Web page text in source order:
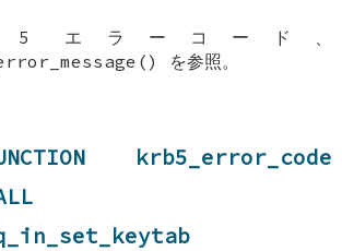
5 エラーコード、
を参照。
krb5_error_code